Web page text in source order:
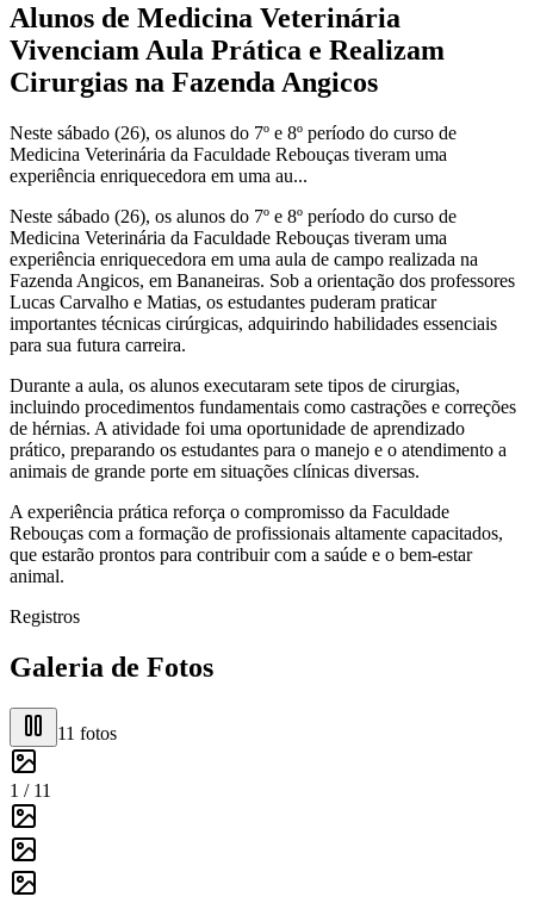
Alunos de Medicina Veterinária
Vivenciam Aula Prática e Realizam
Cirurgias na Fazenda Angicos
Neste sábado (26), os alunos do 7º e 8º período do curso de
Medicina Veterinária da Faculdade Rebouças tiveram uma
experiência enriquecedora em uma au...
Neste sábado (26), os alunos do 7º e 8º período do curso de
Medicina Veterinária da Faculdade Rebouças tiveram uma
experiência enriquecedora em uma aula de campo realizada na
Fazenda Angicos, em Bananeiras. Sob a orientação dos professores
Lucas Carvalho e Matias, os estudantes puderam praticar
importantes técnicas cirúrgicas, adquirindo habilidades essenciais
para sua futura carreira.
Durante a aula, os alunos executaram sete tipos de cirurgias,
incluindo procedimentos fundamentais como castrações e correções
de hérnias. A atividade foi uma oportunidade de aprendizado
prático, preparando os estudantes para o manejo e o atendimento a
animais de grande porte em situações clínicas diversas.
A experiência prática reforça o compromisso da Faculdade
Rebouças com a formação de profissionais altamente capacitados,
que estarão prontos para contribuir com a saúde e o bem-estar
animal.
Registros
Galeria de Fotos
11 fotos
1 / 11